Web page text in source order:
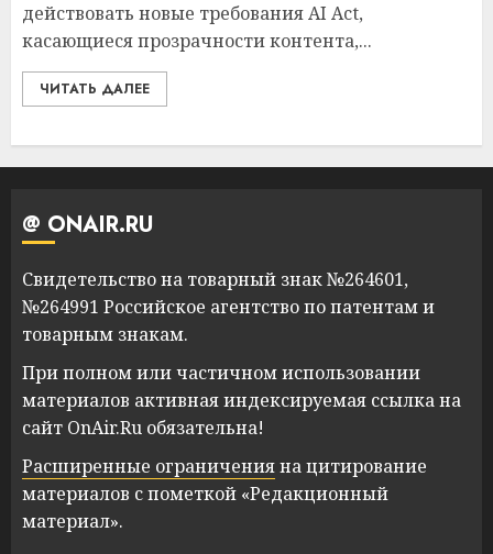
действовать новые требования AI Act,
касающиеся прозрачности контента,...
ЧИТАТЬ ДАЛЕЕ
@ ONAIR.RU
Свидетельство на товарный знак №264601,
№264991 Российское агентство по патентам и
товарным знакам.
При полном или частичном использовании
материалов активная индексируемая ссылка на
сайт OnAir.Ru обязательна!
Расширенные ограниченияна цитирование
материалов с пометкой «Редакционный
материал».